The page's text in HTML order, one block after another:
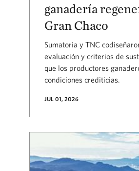
ganadería
Gran Chaco
Sumatoria y TNC
evaluación y criterios de
que los productores
condiciones crediticias.
JUL 01, 2026